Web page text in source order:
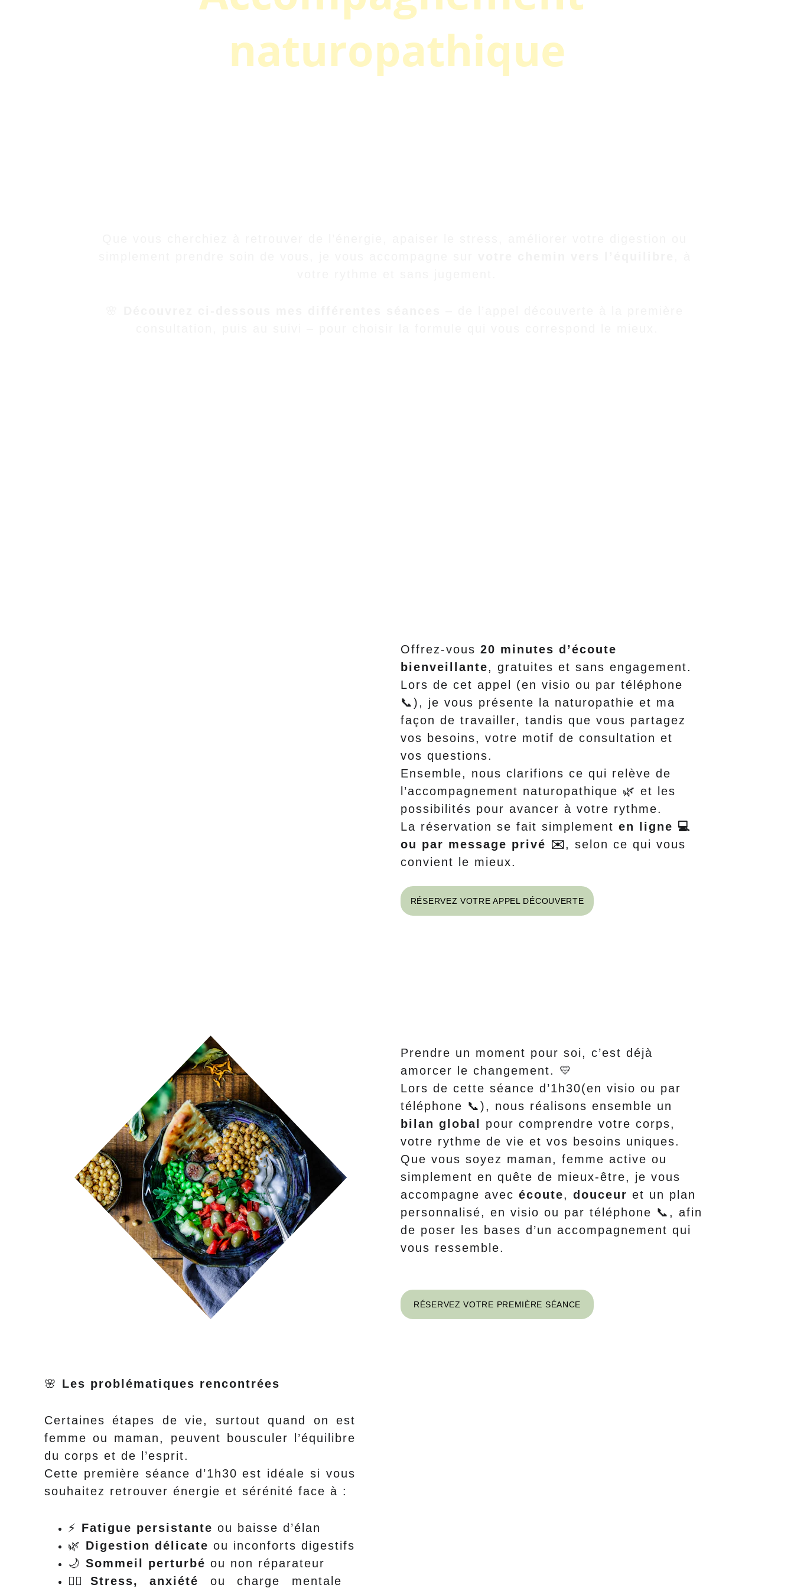
naturopathique
Offrez-vous 20 minutes d’écoute
bienveillante, gratuites et sans engagement.
Lors de cet appel (en visio ou par téléphone
📞), je vous présente la naturopathie et ma
façon de travailler, tandis que vous partagez
vos besoins, votre motif de consultation et
vos questions.
Ensemble, nous clarifions ce qui relève de
l’accompagnement naturopathique 🌿 et les
possibilités pour avancer à votre rythme.
La réservation se fait simplement en ligne 💻
ou par message privé ✉️, selon ce qui vous
convient le mieux.
RÉSERVEZ VOTRE APPEL DÉCOUVERTE
Prendre un moment pour soi, c’est déjà
amorcer le changement. 💛
Lors de cette séance d’1h30(en visio ou par
téléphone 📞), nous réalisons ensemble un
bilan global
pour comprendre votre corps,
votre rythme de vie et vos besoins uniques.
Que vous soyez maman, femme active ou
simplement en quête de mieux-être, je vous
accompagne avec écoute, douceur et un plan
personnalisé, en visio ou par téléphone 📞, afin
de poser les bases d’un accompagnement qui
vous ressemble.
RÉSERVEZ VOTRE PREMIÈRE SÉANCE
🌸 Les problématiques rencontrées
Certaines étapes de vie, surtout quand on est
femme ou maman, peuvent bousculer l’équilibre
du corps et de l’esprit.
Cette première séance d’1h30 est idéale si vous
souhaitez retrouver énergie et sérénité face à :
⚡ Fatigue persistante ou baisse d’élan
🌿 Digestion délicate ou inconforts digestifs
🌙Sommeil perturbé ou non réparateur
🙎‍♀️Stress, anxiété ou charge mentale